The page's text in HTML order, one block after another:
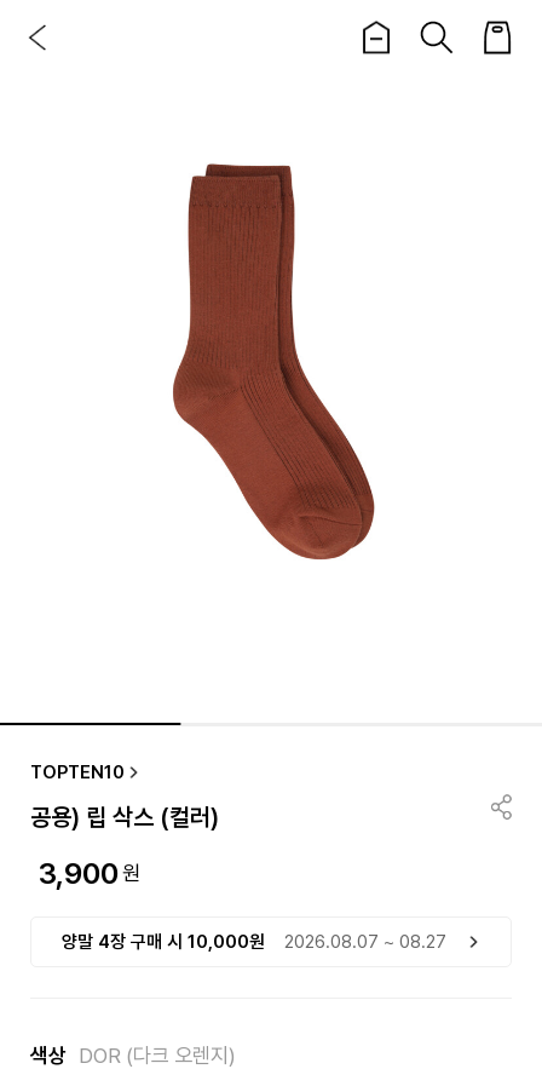
TOPTEN10
공용) 립 삭스 (컬러)
3,900원
양말 4장 구매 시 10,000원 2026.08.07 ~ 08.27
색상 DOR (다크 오렌지)